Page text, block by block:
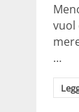
vuol
…